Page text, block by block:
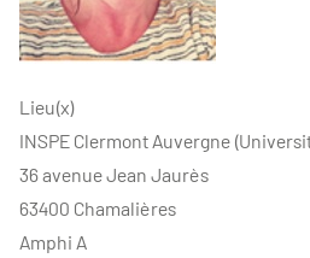
Lieu(x)
INSPE Clermont Auvergne
36 avenue Jean Jaurès
63400 Chamalières
Amphi A